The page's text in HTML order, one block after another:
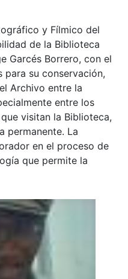
y Fílmico del
de la Biblioteca
Garcés Borrero, con el
su conservación,
Archivo entre la
entre los
visitan la Biblioteca,
permanente. La
en el proceso de
que permite la